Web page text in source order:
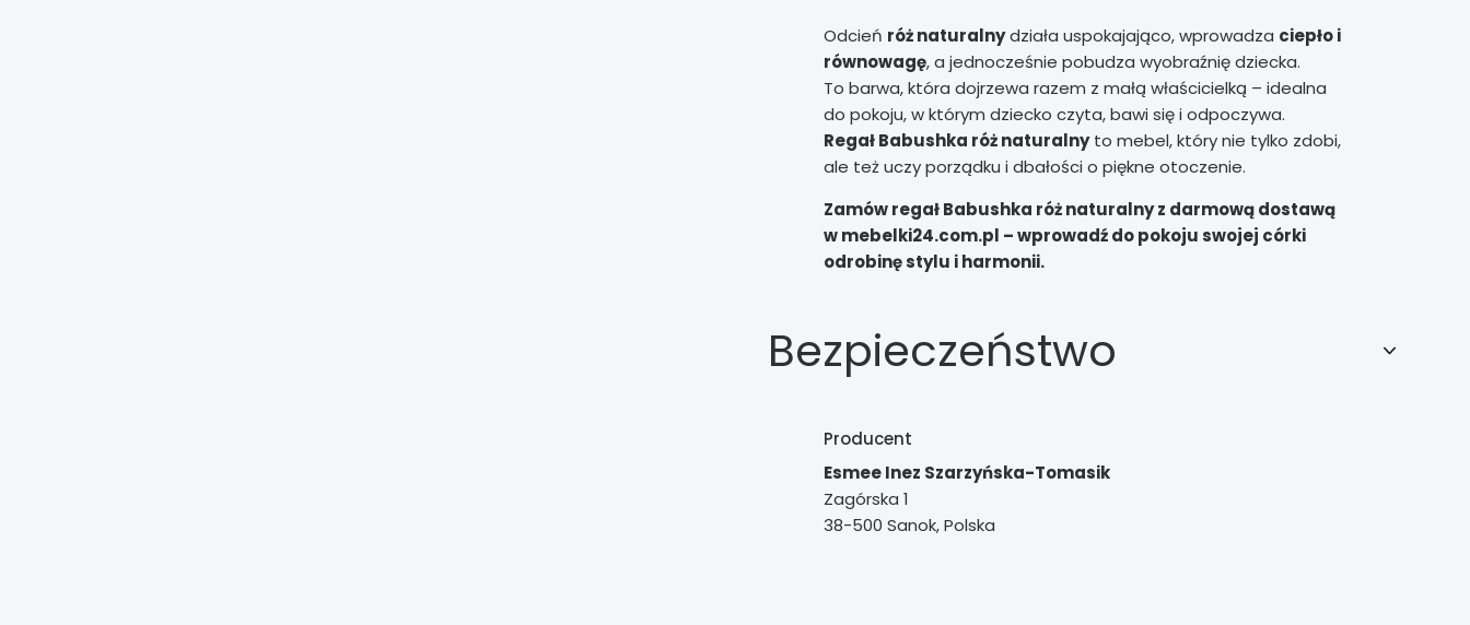
Odcień róż naturalnydziała uspokajająco, wprowadza ciepło i
równowagę, a jednocześnie pobudza wyobraźnię dziecka.
To barwa, która dojrzewa razem z małą właścicielką – idealna
do pokoju, w którym dziecko czyta, bawi się i odpoczywa.
Regał Babushka róż naturalnyto mebel, który nie tylko zdobi,
ale też uczy porządku i dbałości o piękne otoczenie.
Zamów regał Babushka róż naturalny z darmową dostawą
w mebelki24.com.pl – wprowadź do pokoju swojej córki
odrobinę stylu i harmonii.
Bezpieczeństwo
Producent
Esmee Inez Szarzyńska-Tomasik
Zagórska 1
38-500 Sanok, Polska